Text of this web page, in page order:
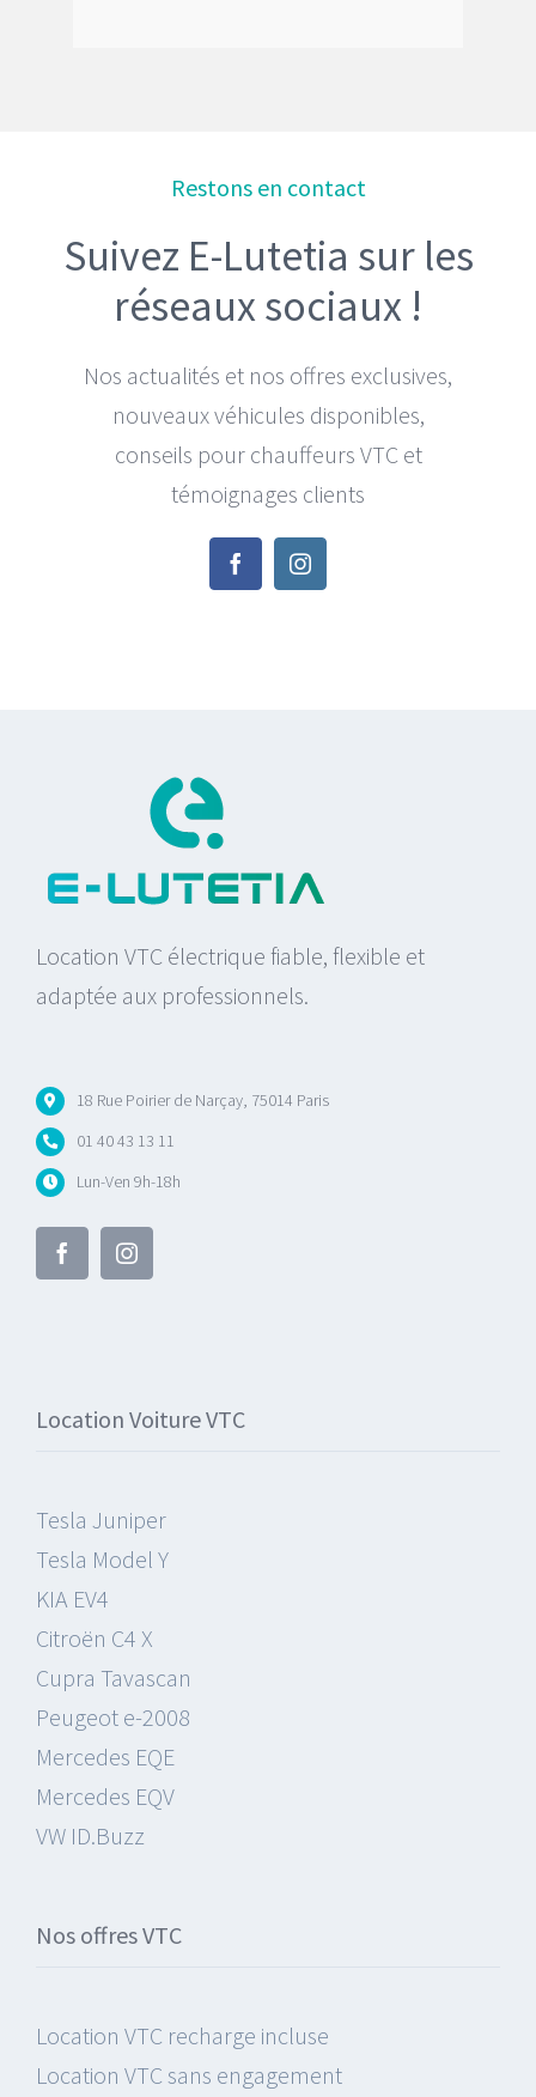
Restons en contact
Suivez E-Lutetia sur les
réseaux sociaux !
Nos actualités et nos offres exclusives,
nouveaux véhicules disponibles,
conseils pour chauffeurs VTC et
témoignages clients
Location VTC électrique fiable, flexible et
adaptée aux professionnels.
18 Rue Poirier de Narçay, 75014 Paris
01 40 43 13 11
Lun-Ven 9h-18h
Location Voiture VTC
Tesla Juniper
Tesla Model Y
KIA EV4
Citroën C4 X
Cupra Tavascan
Peugeot e-2008
Mercedes EQE
Mercedes EQV
VW ID.Buzz
Nos offres VTC
Location VTC recharge incluse
Location VTC sans engagement